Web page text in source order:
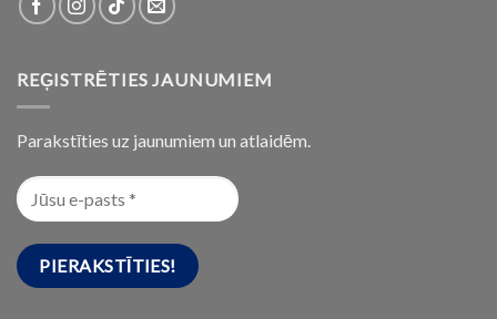
REĢISTRĒTIES JAUNUMIEM
Parakstīties uz jaunumiem un atlaidēm.